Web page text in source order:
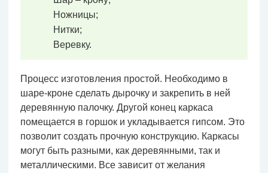
Ножницы;
Нитки;
Веревку.
Процесс изготовления простой. Необходимо в
шаре-кроне сделать дырочку и закрепить в ней
деревянную палочку. Другой конец каркаса
помещается в горшок и укладывается гипсом. Это
позволит создать прочную конструкцию. Каркасы
могут быть разными, как деревянными, так и
металлическими. Все зависит от желания